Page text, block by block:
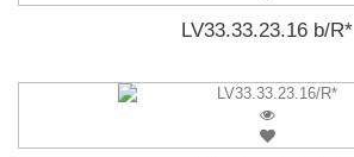
LV33.33.23.16 b/R*